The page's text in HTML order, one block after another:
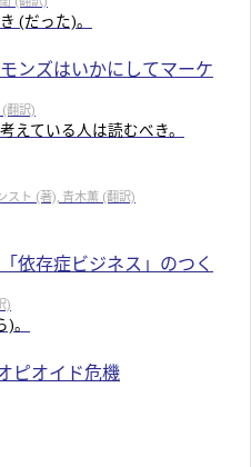
(だった)。
ンズはいかにしてマーケ
翻訳)
えている人は読むべき。
スト (著), 青木薫 (翻訳)
依存症ビジネス」のつく
)
。
ピオイド危機